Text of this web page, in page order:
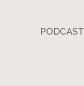
PODCAST